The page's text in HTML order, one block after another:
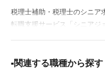
税理士補助・税理士のシニア
転職支援サービス「シニアジ
を徹底的にサポートします。
関連する職種から探す